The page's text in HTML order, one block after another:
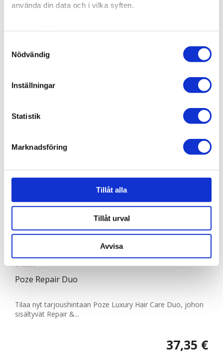
använda din data och i vilka syften.
kan ha en noggrannhet på upp till flera meter
Ta reda på mer om hur dina personliga uppgifter
Du kan ändra eller dra tillbaka ditt samtycke när som
Vi använder enhetsidentifierare för att anpassa innehållet
för sociala medier och analysera vår trafik. Vi
vidarebefordrar även sådana identifierare och annan
information från din enhet till de sociala medier och
Dessa kan i sin tur kombinera informationen med annan
information som du har tillhandahållit eller som de har
samlat in när du har använt deras tjänster.
Nödvändig
Inställningar
Statistik
Marknadsföring
Tillåt alla
Tillåt urval
Avvisa
Kvalitet & Hoito
Related products
810030
Poze Repair Duo
Tilaa nyt tarjoushintaan Poze Luxury Hair Care Duo, johon
sisältyvät Repair &...
37,35 €